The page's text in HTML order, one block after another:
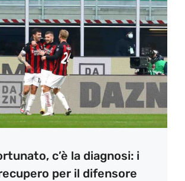
c’è la diagnosi: i
per il difensore